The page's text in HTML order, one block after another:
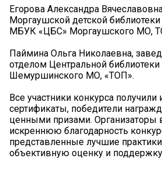
Егорова Александра
Моргаушской детской
МБУК «ЦБС» Моргаушского МО,
Паймина Ольга Николаевна,
отделом Центральной
Шемуршинского МО, «ТОП».
Все участники конкурса
сертификаты, победители
ценными призами.
искреннюю благодарность
представленные лучшие
объективную оценку и